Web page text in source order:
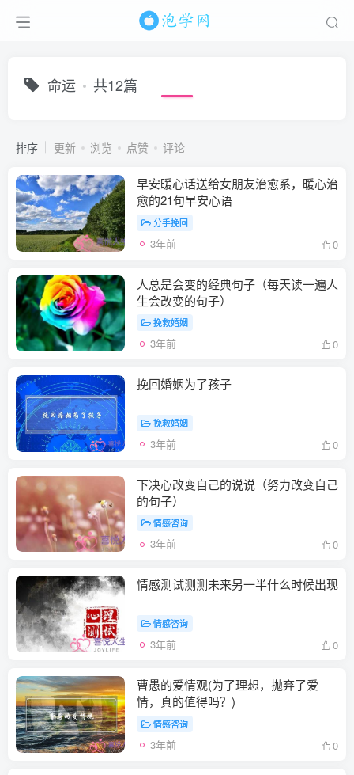
命运 共12篇
排序 更新 浏览 点赞 评论
早安暖心话送给女朋友治愈系，暖心治
愈的21句早安心语
分手挽回
3年前 0
人总是会变的经典句子（每天读一遍人
生会改变的句子）
挽救婚姻
3年前 0
挽回婚姻为了孩子
挽救婚姻
3年前 0
下决心改变自己的说说（努力改变自己
的句子）
情感咨询
3年前 0
情感测试测测未来另一半什么时候出现
情感咨询
3年前 0
曹愚的爱情观(为了理想，抛弃了爱
情，真的值得吗？)
情感咨询
3年前 0